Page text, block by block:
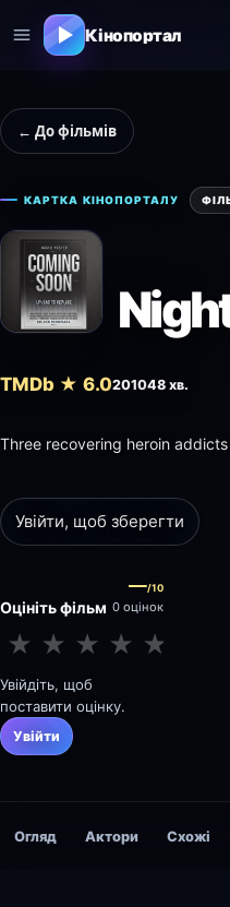
Кінопортал
← До фільмів
КАРТКА КІНОПОРТАЛУ
TMDb ★ 6.0201048 хв.
Three recovering heroin
Увійти, щоб зберегти
Оцініть фільм
—/10
0 оцінок
★ ★ ★ ★ ★
Увійдіть, щоб
поставити оцінку.
Увійти
Огляд Актори Схожі